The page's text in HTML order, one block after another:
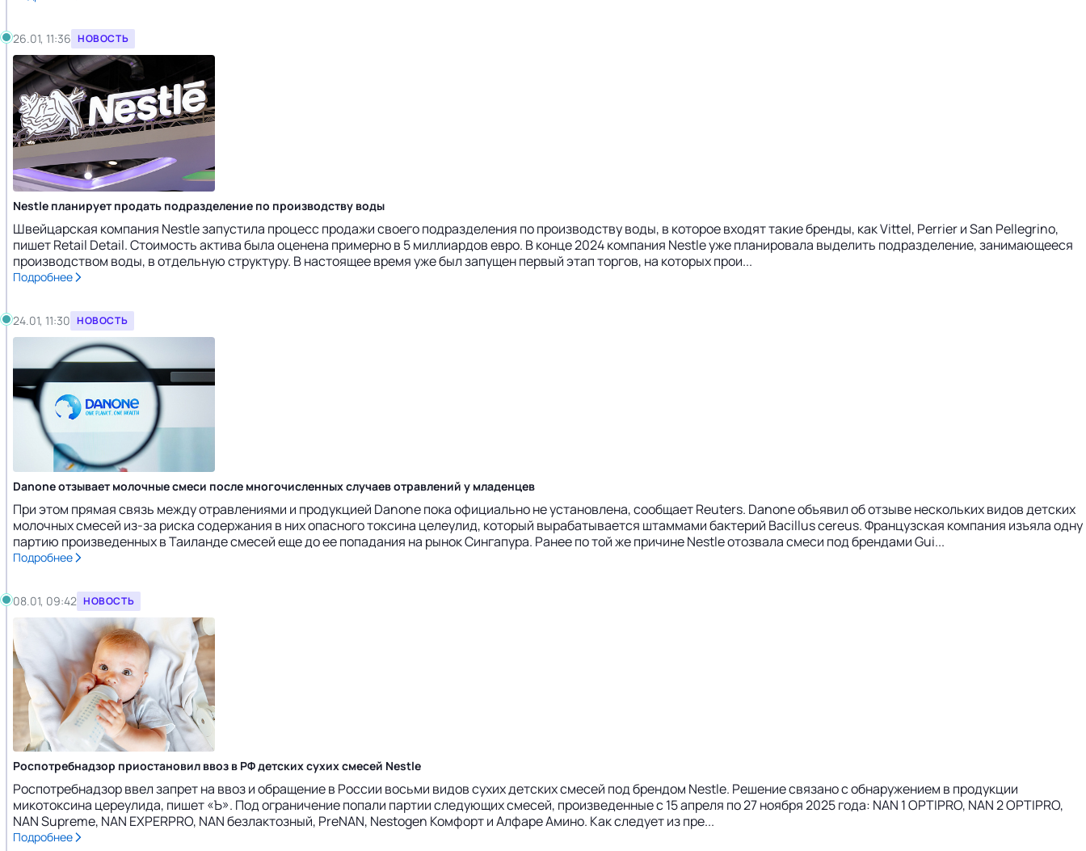
26.01, 11:36 НОВОСТЬ
Nestle планирует продать подразделение по производству воды
Швейцарская компания Nestle запустила процесс продажи своего подразделения по производству воды, в которое входят такие бренды, как Vittel, Perrier и San Pellegrino,
пишет Retail Detail. Стоимость актива была оценена примерно в 5 миллиардов евро. В конце 2024 компания Nestle уже планировала выделить подразделение, занимающееся
производством воды, в отдельную структуру. В настоящее время уже был запущен первый этап торгов, на которых прои...
Подробнее
24.01, 11:30 НОВОСТЬ
Danone отзывает молочные смеси после многочисленных случаев отравлений у младенцев
При этом прямая связь между отравлениями и продукцией Danone пока официально не установлена, сообщает Reuters. Danone объявил об отзыве нескольких видов детских
молочных смесей из-за риска содержания в них опасного токсина целеулид, который вырабатывается штаммами бактерий Bacillus cereus. Французская компания изъяла одну
партию произведенных в Таиланде смесей еще до ее попадания на рынок Сингапура. Ранее по той же причине Nestle отозвала смеси под брендами Gui...
Подробнее
08.01, 09:42 НОВОСТЬ
Роспотребнадзор приостановил ввоз в РФ детских сухих смесей Nestle
Роспотребнадзор ввел запрет на ввоз и обращение в России восьми видов сухих детских смесей под брендом Nestle. Решение связано с обнаружением в продукции
микотоксина цереулида, пишет «Ъ». Под ограничение попали партии следующих смесей, произведенные с 15 апреля по 27 ноября 2025 года: NAN 1 OPTIPRO, NAN 2 OPTIPRO,
NAN Supreme, NAN EXPERPRO, NAN безлактозный, PreNAN, Nestogen Комфорт и Алфаре Амино. Как следует из пре...
Подробнее